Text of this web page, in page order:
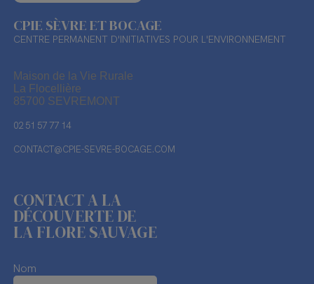
CPIE SÈVRE ET BOCAGE
CENTRE PERMANENT D'INITIATIVES POUR L'ENVIRONNEMENT
Maison de la Vie Rurale
La Flocellière
85700 SEVREMONT
02 51 57 77 14
CONTACT@CPIE-SEVRE-BOCAGE.COM
CONTACT A LA
DÉCOUVERTE DE
LA FLORE SAUVAGE
Nom